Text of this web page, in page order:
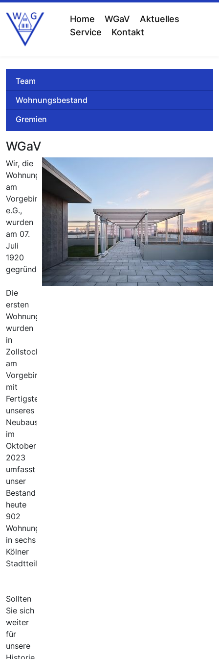
Home WGaV
Aktuelles
Service
Kontakt
WGaV
Wir, die
Wohnungsgenossenschaft
am
Vorgebirgspark
e.G.,
wurden
am 07.
Juli
1920
gegründet.
Die
ersten
Wohnungen
wurden
in
Zollstock direkt
am
Vorgebirgspark errichtet und
mit
Fertigstellung
unseres
Neubaus
im
Oktober
2023
umfasst
unser
Bestand
heute
902
Wohnungen
in sechs
Kölner
Stadtteilen.
Sollten
Sie sich
weiter
für
unsere
Team
Wohnungsbestand
Gremien